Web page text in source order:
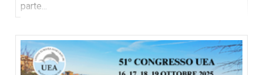
parte...